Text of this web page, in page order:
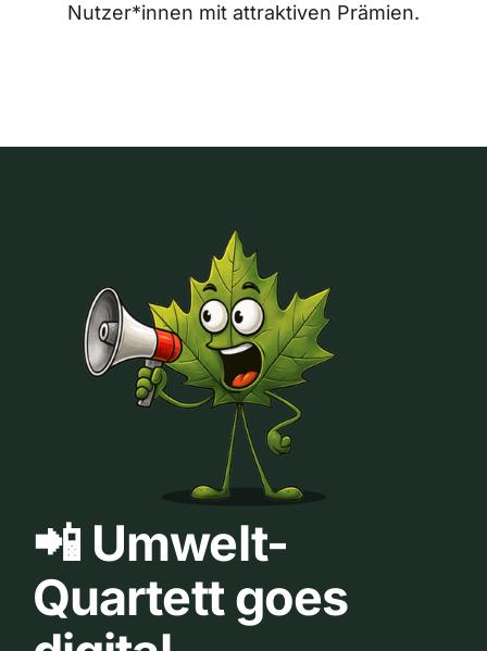
Nutzer*innen mit attraktiven Prämien.
📲 Umwelt-
Quartett goes